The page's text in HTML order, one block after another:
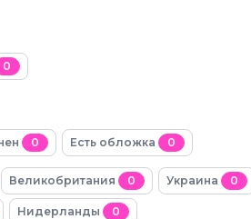
0
0 Есть обложка 0
Великобритания 0 Украина 0
Нидерланды 0